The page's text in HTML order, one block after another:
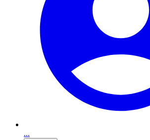
...